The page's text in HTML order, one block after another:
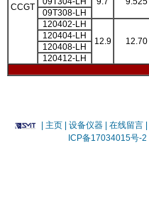
CCGT
09T308-LH
120402-LH
12.9
12.70
120404-LH
120408-LH
120412-LH
主页 | 设备仪器 | 在线留言
ICP备17034015号-2